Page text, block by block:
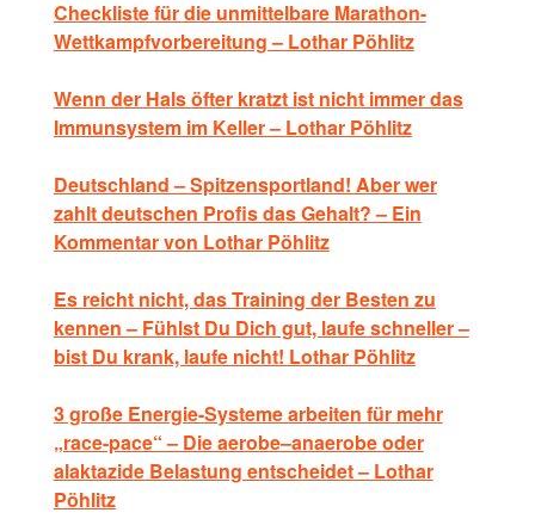
Checkliste für die unmittelbare Marathon-
Wettkampfvorbereitung – Lothar Pöhlitz
Wenn der Hals öfter kratzt ist nicht immer das
Immunsystem im Keller – Lothar Pöhlitz
Deutschland – Spitzensportland! Aber wer
zahlt deutschen Profis das Gehalt? – Ein
Kommentar von Lothar Pöhlitz
Es reicht nicht, das Training der Besten zu
kennen – Fühlst Du Dich gut, laufe schneller –
bist Du krank, laufe nicht! Lothar Pöhlitz
3 große Energie-Systeme arbeiten für mehr
„race-pace“ – Die aerobe–anaerobe oder
alaktazide Belastung entscheidet – Lothar
Pöhlitz